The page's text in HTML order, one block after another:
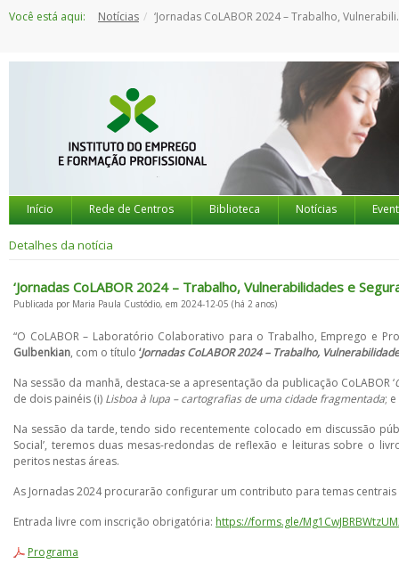
paraVocê está aqui: Notícias ‘Jornadas CoLABOR 2024 – Trabalho, Vulnerabilidades e Segurança Social: Instrumentos e Políticas’
Início Rede de Centros Biblioteca Notícias
Detalhes da notícia
‘Jornadas CoLABOR 2024 – Trabalho, Vulnerabilidades e
Publicada por Maria Paula Custódio, em 2024-12-05 (há 2 anos)
“O CoLABOR – Laboratório Colaborativo para o Trabalho, Emprego e
Gulbenkian, com o título ‘Jornadas CoLABOR 2024 – Trabalho,
Na sessão da manhã, destaca-se a apresentação da publicação CoLABOR ‘
de dois painéis (i) Lisboa à lupa – cartografias de uma cidade fragmentada;
Na sessão da tarde, tendo sido recentemente colocado em discussão
Social’, teremos duas mesas-redondas de reflexão e leituras sobre o
peritos nestas áreas.
As Jornadas 2024 procurarão configurar um contributo para temas
Entrada livre com inscrição obrigatória: https://forms.gle/
Programa